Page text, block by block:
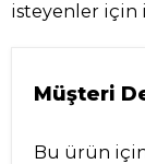
isteyenler için
Müşteri
Bu ürün